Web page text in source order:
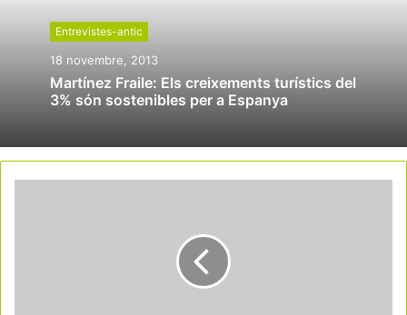
Entrevistes-antic
18 novembre, 2013
Martínez Fraile: Els creixements turístics del
3% són sostenibles per a Espanya